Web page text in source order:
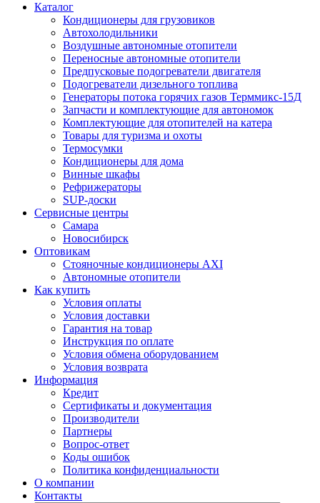
Каталог
Кондиционеры для грузовиков
Автохолодильники
Воздушные автономные отопители
Переносные автономные отопители
Предпусковые подогреватели двигателя
Подогреватели дизельного топлива
Генераторы потока горячих газов Терммикс-15Д
Запчасти и комплектующие для автономок
Комплектующие для отопителей на катера
Товары для туризма и охоты
Термосумки
Кондиционеры для дома
Винные шкафы
Рефрижераторы
SUP-доски
Сервисные центры
Самара
Новосибирск
Оптовикам
Стояночные кондиционеры AXI
Автономные отопители
Как купить
Условия оплаты
Условия доставки
Гарантия на товар
Инструкция по оплате
Условия обмена оборудованием
Условия возврата
Информация
Кредит
Сертификаты и документация
Производители
Партнеры
Вопрос-ответ
Коды ошибок
Политика конфиденциальности
О компании
Контакты